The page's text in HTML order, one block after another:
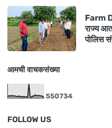
Farm
राज्य
पोलिस
आमची वाचकसंख्या
550734
FOLLOW US